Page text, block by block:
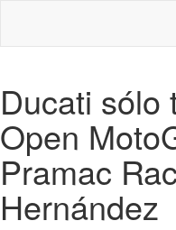
Ducati sólo
Open
Pramac
Hernández